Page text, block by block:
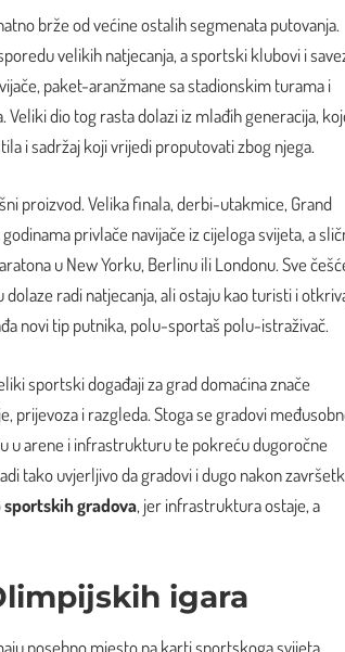
brže od većine ostalih segmenata putovanja.
velikih natjecanja, a sportski klubovi i
paket-aranžmane sa stadionskim turama i
dio tog rasta dolazi iz mlađih generacija,
i sadržaj koji vrijedi proputovati zbog njega.
proizvod. Velika finala, derbi-utakmice, Grand
privlače navijače iz cijeloga svijeta, a
u New Yorku, Berlinu ili Londonu. Sve
radi natjecanja, ali ostaju kao turisti i
novi tip putnika, polu-sportaš polu-istraživač.
sportski događaji za grad domaćina znače
prijevoza i razgleda. Stoga se gradovi
u arene i infrastrukturu te pokreću dugoročne
tako uvjerljivo da gradovi i dugo nakon
gradova, jer infrastruktura ostaje, a
igara
posebno mjesto na karti sportskoga svijeta.